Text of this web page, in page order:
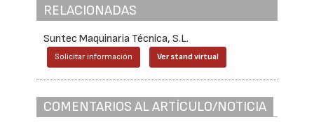
RELACIONADAS
Suntec Maquinaria Técnica, S.L.
Solicitar información Ver stand virtual
COMENTARIOS AL ARTÍCULO/NOTICIA